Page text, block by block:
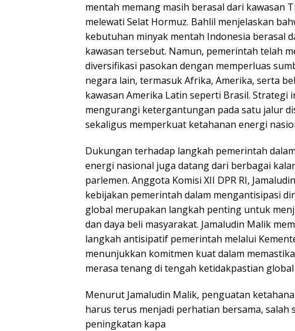
mentah memang masih berasal dari kawasan
melewati Selat Hormuz. Bahlil menjelaskan
kebutuhan minyak mentah Indonesia berasal
kawasan tersebut. Namun, pemerintah telah
diversifikasi pasokan dengan memperluas
negara lain, termasuk Afrika, Amerika, serta
kawasan Amerika Latin seperti Brasil.
mengurangi ketergantungan pada satu jalur
sekaligus memperkuat ketahanan energi
Dukungan terhadap langkah pemerintah
energi nasional juga datang dari berbagai
parlemen. Anggota Komisi XII DPR RI,
kebijakan pemerintah dalam mengantisipasi
global merupakan langkah penting untuk
dan daya beli masyarakat. Jamaludin Malik
langkah antisipatif pemerintah melalui
menunjukkan komitmen kuat dalam
merasa tenang di tengah ketidakpastian
Menurut Jamaludin Malik, penguatan
harus terus menjadi perhatian bersama, salah
peningkatan kapa